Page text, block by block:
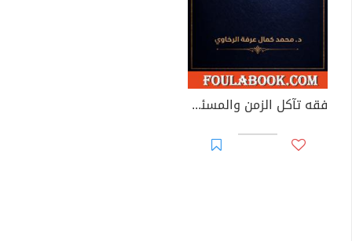
فقه تآكل الزمن والمسئولية القانونية عن العمر المستنزف